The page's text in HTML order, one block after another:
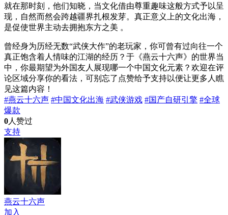
就在那时刻，他们知晓，当文化借由尊重趣味这般方式予以呈
现，自然而然会跨越疆界扎根发芽。真正意义上的文化出海，
是促使世界主动去拥抱东方之美 。
曾经身为历经无数“武侠大作”的老玩家，你可曾有过向往一个
真正饱含着人情味的江湖的经历？于《燕云十六声》的世界当
中，你最期望为外国友人展现哪一个中国文化元素？欢迎在评
论区域分享你的看法，可别忘了点赞给予支持以便让更多人瞧
见这篇内容！
#燕云十六声 #中国文化出海 #武侠游戏 #国产自研引擎 #全球
爆款
0人赞过
支持
燕云十六声
加入